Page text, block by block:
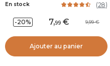
En stock (28)
-20% 7,99 9,99
Ajouter au panier